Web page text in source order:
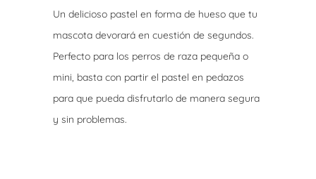
Un delicioso pastel en forma de hueso que tu
mascota devorará en cuestión de segundos.
Perfecto para los perros de raza pequeña o
mini, basta con partir el pastel en pedazos
para que pueda disfrutarlo de manera segura
y sin problemas.